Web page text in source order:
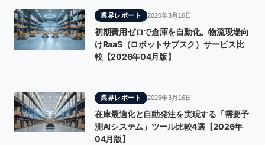
業界レポート 2026年3月16日
初期費用ゼロで倉庫を自動化。物流現場向
けRaaS（ロボットサブスク）サービス比
較【2026年04月版】
業界レポート 2026年3月16日
在庫最適化と自動発注を実現する「需要予
測AIシステム」ツール比較4選【2026年
04月版】